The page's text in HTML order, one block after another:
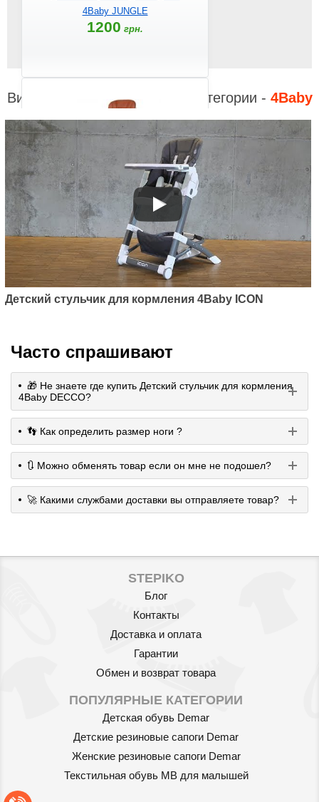
4Baby JUNGLE
1200 грн.
Артикул: ICON/Grey
Детский стульчик для
кормления 4Baby ICON
2800грн.
Детский стульчик для
кормления 4BAby FASHION
2050грн.
Видео к другим товарам из категории - 4Baby
Детский стульчик для кормления 4Baby ICON
Часто спрашивают
🎁 Не знаете где купить Детский стульчик для кормления
4Baby DECCO?
👣 Как определить размер ноги ?
🔃 Можно обменять товар если он мне не подошел?
🚀 Какими службами доставки вы отправляете товар?
STEPIKO
Блог
Контакты
Доставка и оплата
Гарантии
Обмен и возврат товара
ПОПУЛЯРНЫЕ КАТЕГОРИИ
Детская обувь Demar
Детские резиновые сапоги Demar
Женские резиновые сапоги Demar
Текстильная обувь MB для малышей